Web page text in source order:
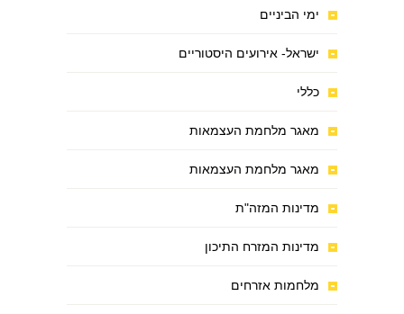
ימי הביניים
ישראל- אירועים היסטוריים
כללי
מאגר מלחמת העצמאות
מאגר מלחמת העצמאות
מדינות המזה"ת
מדינות המזרח התיכון
מלחמות אזרחים